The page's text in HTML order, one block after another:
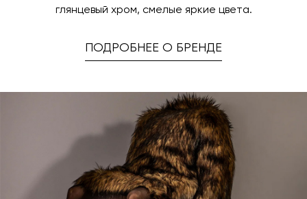
глянцевый хром, смелые яркие цвета.
ПОДРОБНЕЕ О БРЕНДЕ